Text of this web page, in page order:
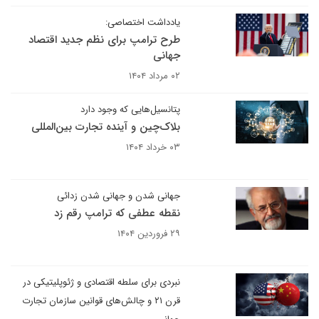
یادداشت اختصاصی:
طرح ترامپ برای نظم جدید اقتصاد
جهانی
۰۲ مرداد ۱۴۰۴
پتانسیل‌هایی که وجود دارد
بلاک‌چین و آینده تجارت بین‌المللی
۰۳ خرداد ۱۴۰۴
جهانی شدن و جهانی شدن زدائی
نقطه عطفی که ترامپ رقم زد
۲۹ فروردین ۱۴۰۴
نبردی برای سلطه اقتصادی و ژئوپلیتیکی در
قرن ۲۱ و چالش‌های قوانین سازمان تجارت